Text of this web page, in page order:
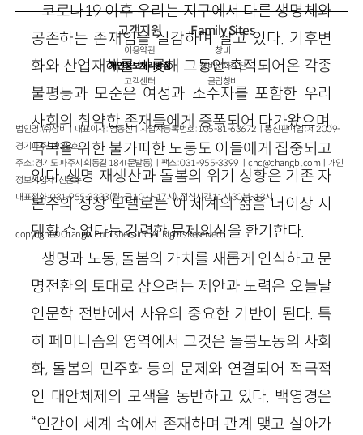
코로나19 이후 우리는 지구에서 다른 생명체와
공존하는 존재임을 실감하며 살고 있다. 기후변
화와 산업재해를 비롯해 그동안 축적되어온 각종
불평등과 모순은 여성과 소수자를 포함한 우리
사회의 취약한 존재들에게 증폭되어 다가왔으며,
극복을 위한 불가피한 노동도 이들에게 집중되고
있다. 생명 재생산과 돌봄의 위기 상황은 기존 자
본주의 성장 모델로는 이 세계의 삶을 더이상 지
탱할 수 없다는 강력한 문제의식을 환기한다.
생명과 노동, 돌봄의 가치를 새롭게 인식하고 문
명전환의 토대로 삼으려는 제안과 노력은 오늘날
인문학 전반에서 사유의 중요한 기반이 된다. 특
히 페미니즘의 영역에서 그것은 돌봄노동의 사회
화, 돌봄의 민주화 등의 문제와 연결되어 적극적
인 대안체제의 모색을 동반하고 있다. 백영경은
“인간이 세계 속에서 존재하며 관계 맺고 살아가
고객지원
이용약관
개인정보처리방침
고객센터
Family Sites
창비
창비문화재단
클럽창비
법인명 : ㈜창비ㅣ대표이사 : 염종선ㅣ사업자등록번호 : 105-81-63672ㅣ통신판매업 : 제 2009-
경기파주-1928호
주소 : 경기도 파주시 회동길 184(문발동)ㅣ팩스 : 031-955-3399 ㅣcnc@changbi.com ㅣ개인
정보책임자 : 신문수
대표전화 : 031-955-3333(월~금 10시~17시), 점심시간 11시 30분~13시
copyright © Changbi Publishers, inc. All Rights Reserved.